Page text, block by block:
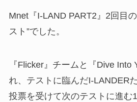
Mnet『I-LAND PART2』2回目
スト”でした。
『Flicker』チームと『Dive Into
れ、テストに臨んだI-LANDER
投票を受けて次のテストに進む